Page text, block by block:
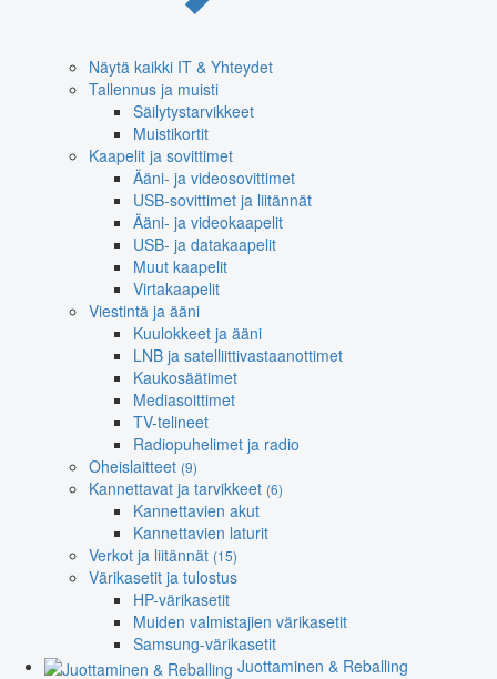
Näytä kaikki IT & Yhteydet
Tallennus ja muisti
Säilytystarvikkeet
Muistikortit
Kaapelit ja sovittimet
Ääni- ja videosovittimet
USB-sovittimet ja liitännät
Ääni- ja videokaapelit
USB- ja datakaapelit
Muut kaapelit
Virtakaapelit
Viestintä ja ääni
Kuulokkeet ja ääni
LNB ja satelliittivastaanottimet
Kaukosäätimet
Mediasoittimet
TV-telineet
Radiopuhelimet ja radio
Oheislaitteet (9)
Kannettavat ja tarvikkeet (6)
Kannettavien akut
Kannettavien laturit
Verkot ja liitännät (15)
Värikasetit ja tulostus
HP-värikasetit
Muiden valmistajien värikasetit
Samsung-värikasetit
Juottaminen & Reballing